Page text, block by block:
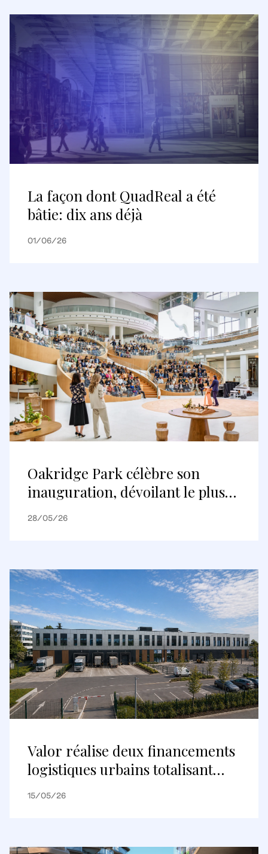
La façon dont QuadReal a été
bâtie: dix ans déjà
01/06/26
Oakridge Park célèbre son
inauguration, dévoilant le plus
grand projet de réaménagement
internationale
28/05/26
Valor réalise deux financements
logistiques urbains totalisant
environ 148 millions d’euros avec
lyonnais
15/05/26